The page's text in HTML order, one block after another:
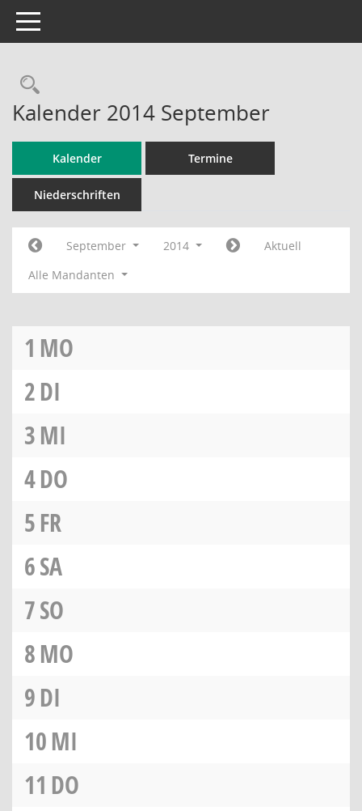
Toggle navigation
Rechercheauswahl
Kalender 2014 September
Kalender Termine
Niederschriften
September 2014
Aktuell
Alle Mandanten
1 MO
2DI
3MI
4DO
5FR
6SA
7SO
8MO
9DI
10MI
11 DO